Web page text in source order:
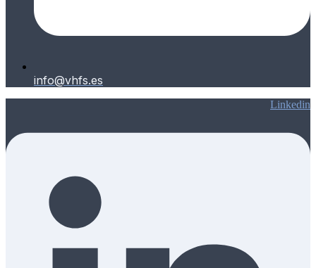
info@vhfs.es
Linkedin